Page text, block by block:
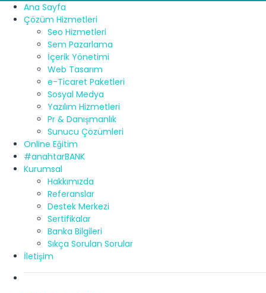
Ana Sayfa
Çözüm Hizmetleri
Seo Hizmetleri
Sem Pazarlama
İçerik Yönetimi
Web Tasarım
e-Ticaret Paketleri
Sosyal Medya
Yazılım Hizmetleri
Pr & Danışmanlık
Sunucu Çözümleri
Online Eğitim
#anahtarBANK
Kurumsal
Hakkımızda
Referanslar
Destek Merkezi
Sertifikalar
Banka Bilgileri
Sıkça Sorulan Sorular
İletişim